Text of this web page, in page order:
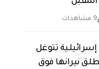
9 مشاهدات
تتوغل
نيرانها فوق